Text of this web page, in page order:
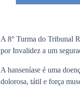
A 8° Turma do Tribunal
por Invalidez a um
A hanseníase é uma
dolorosa, tátil e força